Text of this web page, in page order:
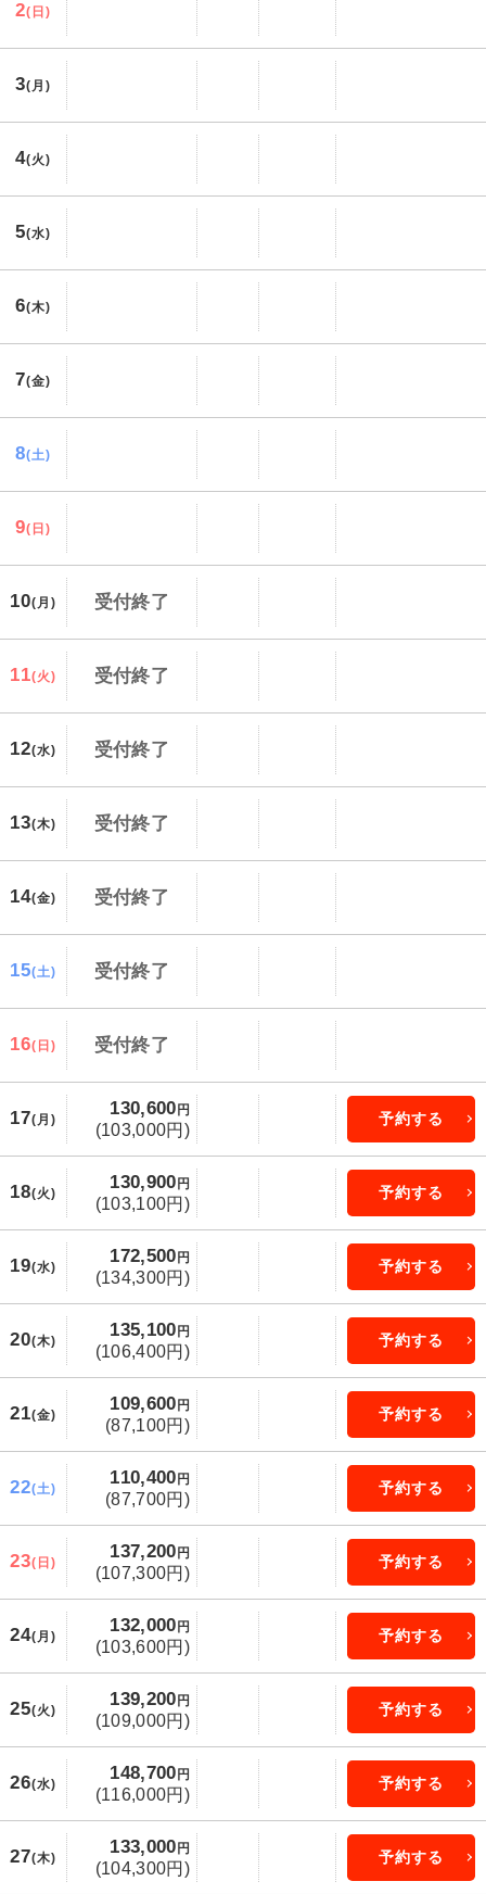
2(日)
3(月)
4(火)
5(水)
6(木)
7(金)
8(土)
9(日)
10(月) 受付終了
11(火) 受付終了
12(水) 受付終了
13(木) 受付終了
14(金) 受付終了
15(土) 受付終了
16(日) 受付終了
17(月)
130,600 円
(103,000円)
予約する
18(火)
130,900 円
(103,100円)
予約する
19(水)
172,500 円
(134,300円)
予約する
20(木)
135,100 円
(106,400円)
予約する
21(金)
109,600 円
(87,100円)
予約する
22(土)
110,400 円
(87,700円)
予約する
23(日)
137,200 円
(107,300円)
予約する
24(月)
132,000 円
(103,600円)
予約する
25(火)
139,200 円
(109,000円)
予約する
26(水)
148,700 円
(116,000円)
予約する
27(木)
133,000 円
(104,300円)
予約する